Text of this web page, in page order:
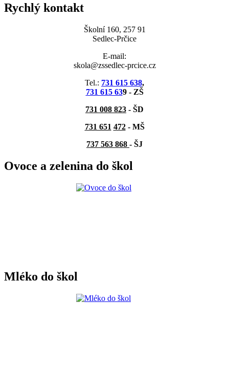
Rychlý kontakt
Školní 160, 257 91
Sedlec-Prčice
E-mail:
skola@zssedlec-prcice.cz
Tel.: 731 615 638,
731 615 639 - ZŠ
731 008 823 - ŠD
731 651 472- MŠ
737 563 868 - ŠJ
Ovoce a zelenina do škol
Mléko do škol